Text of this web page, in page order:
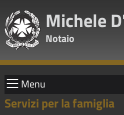
Michele
Notaio
Menu
Servizi per la famiglia